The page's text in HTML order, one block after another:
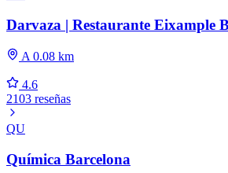
Darvaza | Restaurante Eixample
A 0.08 km
4.6
2103 reseñas
QU
Química Barcelona